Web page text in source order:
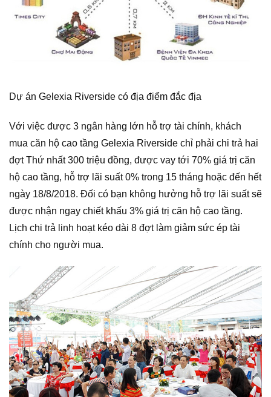
Dự án Gelexia Riverside có địa điểm đắc địa
Với việc được 3 ngân hàng lớn hỗ trợ tài chính, khách
mua căn hộ cao tầng Gelexia Riverside chỉ phải chi trả hai
đợt Thứ nhất 300 triệu đồng, được vay tới 70% giá trị căn
hộ cao tầng, hỗ trợ lãi suất 0% trong 15 tháng hoặc đến hết
ngày 18/8/2018. Đối có bạn không hưởng hỗ trợ lãi suất sẽ
được nhận ngay chiết khấu 3% giá trị căn hộ cao tầng.
Lịch chi trả linh hoạt kéo dài 8 đợt làm giảm sức ép tài
chính cho người mua.